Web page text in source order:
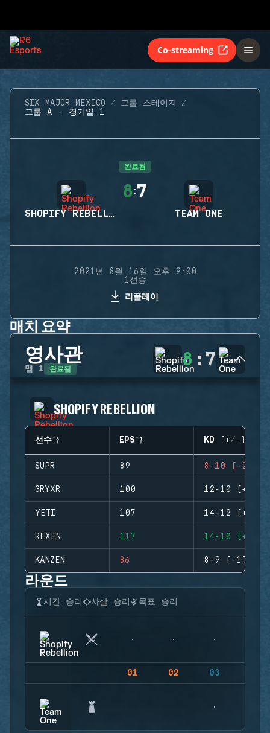
Co-streaming
SIX MAJOR MEXICO
그룹 스테이지
그룹 A - 경기일 1
완료됨
SHOPIFY REBELLION
8 :7
TEAM ONE
2021년 8월 16일 오후 9:00
1선승
리플레이
매치 요약
영사관
맵 1 완료됨 8 : 7
SHOPIFY REBELLION
선수 EPS KD (+/-)
SUPR 89 8-10 (-2)
GRYXR 100 12-10 (+2)
YETI 107 14-12 (+2)
REXEN 117 14-10 (+4)
KANZEN 86 8-9 (-1)
라운드
시간 승리 사살 승리 목표 승리
01 02 03